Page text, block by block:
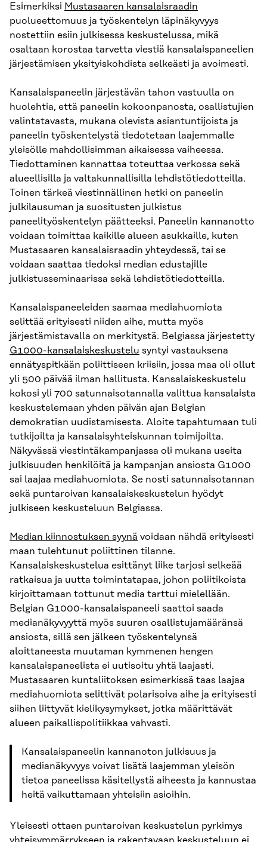
Esimerkiksi Mustasaaren kansalaisraadin
puolueettomuus ja työskentelyn läpinäkyvyys
nostettiin esiin julkisessa keskustelussa, mikä
osaltaan korostaa tarvetta viestiä kansalaispaneelien
järjestämisen yksityiskohdista selkeästi ja avoimesti.
Kansalaispaneelin järjestävän tahon vastuulla on
huolehtia, että paneelin kokoonpanosta, osallistujien
valintatavasta, mukana olevista asiantuntijoista ja
paneelin työskentelystä tiedotetaan laajemmalle
yleisölle mahdollisimman aikaisessa vaiheessa.
Tiedottaminen kannattaa toteuttaa verkossa sekä
alueellisilla ja valtakunnallisilla lehdistötiedotteilla.
Toinen tärkeä viestinnällinen hetki on paneelin
julkilausuman ja suositusten julkistus
paneelityöskentelyn päätteeksi. Paneelin kannanotto
voidaan toimittaa kaikille alueen asukkaille, kuten
Mustasaaren kansalaisraadin yhteydessä, tai se
voidaan saattaa tiedoksi median edustajille
julkistusseminaarissa sekä lehdistötiedotteilla.
Kansalaispaneeleiden saamaa mediahuomiota
selittää erityisesti niiden aihe, mutta myös
järjestämistavalla on merkitystä. Belgiassa järjestetty
G1000-kansalaiskeskustelu syntyi vastauksena
ennätyspitkään poliittiseen kriisiin, jossa maa oli ollut
yli 500 päivää ilman hallitusta. Kansalaiskeskustelu
kokosi yli 700 satunnaisotannalla valittua kansalaista
keskustelemaan yhden päivän ajan Belgian
demokratian uudistamisesta. Aloite tapahtumaan tuli
tutkijoilta ja kansalaisyhteiskunnan toimijoilta.
Näkyvässä viestintäkampanjassa oli mukana useita
julkisuuden henkilöitä ja kampanjan ansiosta G1000
sai laajaa mediahuomiota. Se nosti satunnaisotannan
sekä puntaroivan kansalaiskeskustelun hyödyt
julkiseen keskusteluun Belgiassa.
Median kiinnostuksen syynä voidaan nähdä erityisesti
maan tulehtunut poliittinen tilanne.
Kansalaiskeskustelua esittänyt liike tarjosi selkeää
ratkaisua ja uutta toimintatapaa, johon poliitikoista
kirjoittamaan tottunut media tarttui mielellään.
Belgian G1000-kansalaispaneeli saattoi saada
medianäkyvyyttä myös suuren osallistujamääränsä
ansiosta, sillä sen jälkeen työskentelynsä
aloittaneesta muutaman kymmenen hengen
kansalaispaneelista ei uutisoitu yhtä laajasti.
Mustasaaren kuntaliitoksen esimerkissä taas laajaa
mediahuomiota selittivät polarisoiva aihe ja erityisesti
siihen liittyvät kielikysymykset, jotka määrittävät
alueen paikallispolitiikkaa vahvasti.
Kansalaispaneelin kannanoton julkisuus ja
medianäkyvyys voivat lisätä laajemman yleisön
tietoa paneelissa käsitellystä aiheesta ja kannustaa
heitä vaikuttamaan yhteisiin asioihin.
Yleisesti ottaen puntaroivan keskustelun pyrkimys